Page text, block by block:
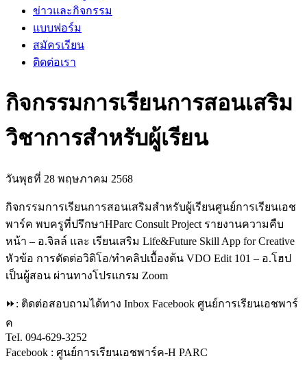
ข่าวและกิจกรรม
แบบฟอร์ม
สมัครเรียน
ติดต่อเรา
กิจกรรมการเรียนการสอนเสริม
วิชาการสำหรับผู้เรียน
วันพุธที่ 28 พฤษภาคม 2568
กิจกรรมการเรียนการสอนเสริมสำหรับผู้เรียนศูนย์การเรียนเอช
พาร์ค พบครูที่ปรึกษาHParc Consult Project รายงานความคืบ
หน้า – อ.จิลล์ และ เรียนเสริม Life&Future Skill App for Creative
หัวข้อ การตัดต่อวิดิโอ/ทำคลิปเบื้องต้น VDO Edit 101 – อ.โฮป
เป็นผู้สอน ผ่านทางโปรแกรม Zoom
⏩: ติดต่อสอบถามได้ทาง Inbox Facebook ศูนย์การเรียนเอชพาร์
ค
TeI. 094-629-3252
Facebook : ศูนย์การเรียนเอชพาร์ค-H PARC